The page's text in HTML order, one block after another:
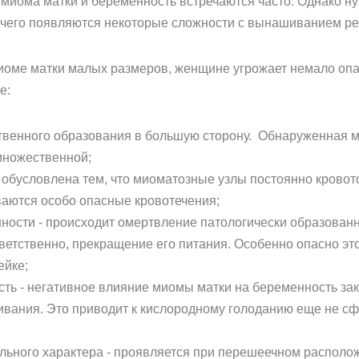
появляются некоторые сложности с вынашиванием
матки малых размеров, женщине угрожает немало
образования в большую сторону.
тем, что миоматозные узлы постоянно
особо опасные кровотечения;
- происходит омертвление патологически
прекращение его питания. Особенно опасно
- негативное влияние миомы матки на беременность
Это приводит к кислородному голоданию еще не
характера - проявляется при перешеечном